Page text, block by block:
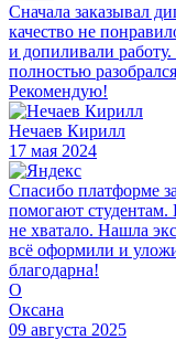
Сначала заказывал
качество не
и допиливали работу.
полностью
Рекомендую!
Нечаев Кирилл
17 мая 2024
Спасибо платформе
помогают
не хватало. Нашла
всё оформили и
благодарна!
О
Оксана
09 августа 2025